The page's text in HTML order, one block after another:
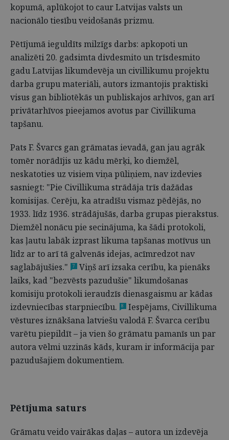
kopumā, aplūkojot to caur Latvijas valsts un
nacionālo tiesību veidošanās prizmu.
Pētījumā ieguldīts milzīgs darbs: apkopoti un
analizēti 20. gadsimta divdesmito un trīsdesmito
gadu Latvijas likumdevēja un civillikumu projektu
darba grupu materiāli, autors izmantojis praktiski
visus gan bibliotēkās un publiskajos arhīvos, gan arī
privātarhīvos pieejamos avotus par Civillikuma
tapšanu.
Pats F. Švarcs gan grāmatas ievadā, gan jau agrāk
tomēr norādījis uz kādu mērķi, ko diemžēl,
neskatoties uz visiem viņa pūliņiem, nav izdevies
sasniegt: "Pie Civillikuma strādāja trīs dažādas
komisijas. Cerēju, ka atradīšu vismaz pēdējās, no
1933. līdz 1936. strādājušās, darba grupas pierakstus.
Diemžēl nonācu pie secinājuma, ka šādi protokoli,
kas ļautu labāk izprast likuma tapšanas motīvus un
līdz ar to arī tā galvenās idejas, acīmredzot nav
saglabājušies."
7
Viņš arī izsaka cerību, ka pienāks
laiks, kad "bezvēsts pazudušie" likumdošanas
komisiju protokoli ieraudzīs dienasgaismu ar kādas
izdevniecības starpniecību.
8
Iespējams, Civillikuma
vēstures iznākšana latviešu valodā F. Švarca cerību
varētu piepildīt – ja vien šo grāmatu pamanīs un par
autora vēlmi uzzinās kāds, kuram ir informācija par
pazudušajiem dokumentiem.
Pētījuma saturs
Grāmatu veido vairākas daļas – autora un izdevēja